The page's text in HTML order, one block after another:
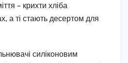
– крихти хліба
а ті стають десертом для
силіконовим